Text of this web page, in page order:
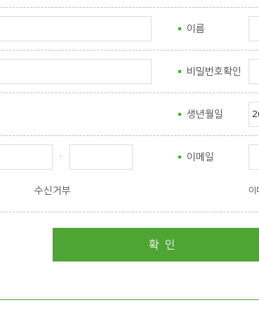
이름
비밀번호확인
생년월일
·
수신거부
이메일
이